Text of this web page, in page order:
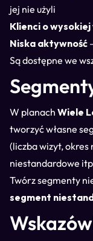
jej nie użyli
Klienci o
Niska aktywność
Są dostępne we
W planach Wiele
tworzyć własne
(liczba wizyt,
niestandardowe
Twórz segmenty
segment